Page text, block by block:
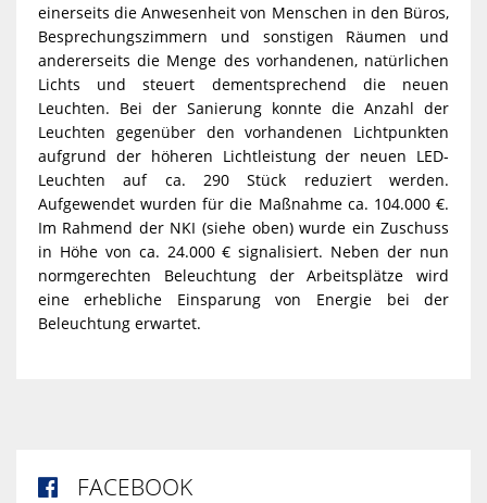
einerseits die Anwesenheit von Menschen in den Büros,
Besprechungszimmern und sonstigen Räumen und
andererseits die Menge des vorhandenen, natürlichen
Lichts und steuert dementsprechend die neuen
Leuchten. Bei der Sanierung konnte die Anzahl der
Leuchten gegenüber den vorhandenen Lichtpunkten
aufgrund der höheren Lichtleistung der neuen LED-
Leuchten auf ca. 290 Stück reduziert werden.
Aufgewendet wurden für die Maßnahme ca. 104.000 €.
Im Rahmend der NKI (siehe oben) wurde ein Zuschuss
in Höhe von ca. 24.000 € signalisiert. Neben der nun
normgerechten Beleuchtung der Arbeitsplätze wird
eine erhebliche Einsparung von Energie bei der
Beleuchtung erwartet.
 FACEBOOK